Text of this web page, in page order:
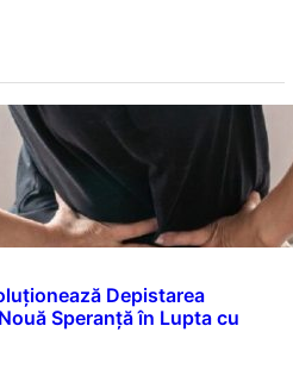
Depistarea
Speranță în Lupta cu